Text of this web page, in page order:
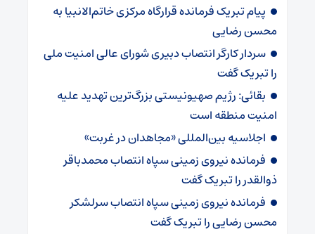
پیام تبریک فرمانده قرارگاه مرکزی خاتم‌الانبیا به
محسن رضایی
سردار کارگر انتصاب دبیری شورای عالی امنیت ملی
را تبریک گفت
بقائی: رژیم صهیونیستی بزرگ‌ترین تهدید علیه
امنیت منطقه است
اجلاسیه بین‌المللی «مجاهدان در غربت»
فرمانده نیروی زمینی سپاه انتصاب محمدباقر
ذوالقدر را تبریک گفت
فرمانده نیروی زمینی سپاه انتصاب سرلشکر
محسن رضایی را تبریک گفت